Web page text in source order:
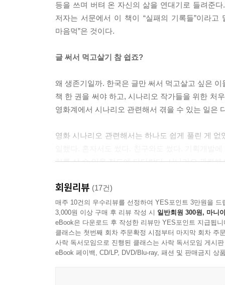
하지만 전업을 결심하고 출판사를 나와 혼자만의
가동시키고 있었기 때문이다. --- p.71
게 할리우드 상업영화의 구조와 플롯의 오래된
내 인생에 문우가 있다면 바로 서진 군이 그 말에
라도 상대방의 작품을 검토해 줄 수 있는 얼마 안
출판사 생활 4년 동안 증정받거나 모은 책 수백여
지금 하는 일이 힘들어서 도피하려는 건지 진짜
이상 다른 일을 하고는 살 수 없는 팔자가 되었다
도, 글 쓸 환경이 살짝 갖춰진 것만으로도, 가슴이
시간이 지나고 나도 이곳저곳에서 당선을 많이
품을 완성해야 한다는 걸 깨달았다. --- p.118
등을 쓰며 버텨 온 자신의 삶을 연대기로 들려준
저자는 서문에서 이 책이 “실패의 기록들”이라
마음먹”은 것이다.
글 써서 먹고살기 참 쉽죠?
왜 생존기일까. 한국은 글만 써서 먹고살고 싶은
책 한 권을 써야 하고, 시나리오 작가들을 위한 처
영화계에서 시나리오 관련해서 겪을 수 있는 일은
영화 시나리오 관련해서는 하나도 쉽게 풀린 게
차를 살 수 있을 정도에 다다랐다. 시나리오 관련
저자는 《망원동 브라더스》로 유명한 김호연 소
썼고 영화 〈이중간첩〉, 〈태양을 쏴라〉의 시
시나리오도 있다.
이제는 중견 작가로 자리 잡았다고 봐도 될 이력
다른 글들도 쓴다. 소설을 써 놨다고 해서 출간을
회원리뷰 (17건)
매주 10건의 우수리뷰를 선정하여 YES포인트 3만원을 드
3,000원 이상 구매 후 리뷰 작성 시 일반회원 300원, 마니
eBook은 다운로드 후 작성한 리뷰만 YES포인트 지급됩니
클래스는 첫번째 회차 주문확정 시점부터 마지막 회차 주
사락 독서모임으로 진행된 클래스는 사락 독서모임 게시
eBook 페이백, CD/LP, DVD/Blu-ray, 패션 및 판매금지 상